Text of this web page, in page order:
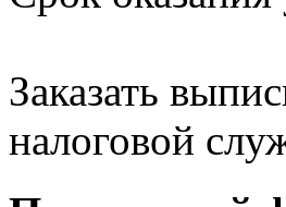
Заказать
налоговой